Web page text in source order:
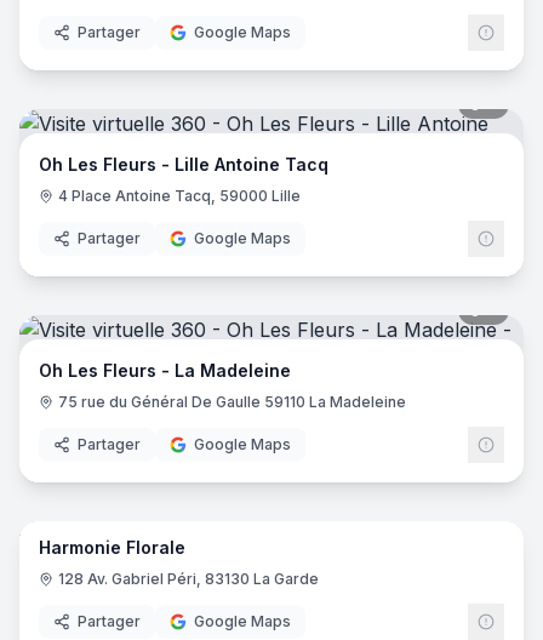
Partager Google Maps
Oh Les Fleurs - Lille Antoine Tacq
4 Place Antoine Tacq, 59000 Lille
Partager Google Maps
Oh Les Fleurs - La Madeleine
75 rue du Général De Gaulle 59110 La Madeleine
Partager Google Maps
7
Harmonie Florale
128 Av. Gabriel Péri, 83130 La Garde
Partager Google Maps